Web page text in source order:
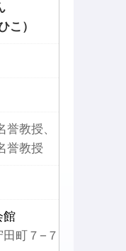
こ）
教授、
誉教授
館
町７−７